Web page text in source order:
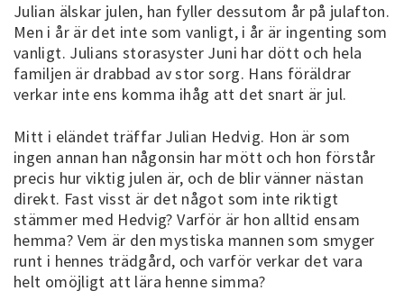
Julian älskar julen, han fyller dessutom år på julafton.
Men i år är det inte som vanligt, i år är ingenting som
vanligt. Julians storasyster Juni har dött och hela
familjen är drabbad av stor sorg. Hans föräldrar
verkar inte ens komma ihåg att det snart är jul.
Mitt i eländet träffar Julian Hedvig. Hon är som
ingen annan han någonsin har mött och hon förstår
precis hur viktig julen är, och de blir vänner nästan
direkt. Fast visst är det något som inte riktigt
stämmer med Hedvig? Varför är hon alltid ensam
hemma? Vem är den mystiska mannen som smyger
runt i hennes trädgård, och varför verkar det vara
helt omöjligt att lära henne simma?